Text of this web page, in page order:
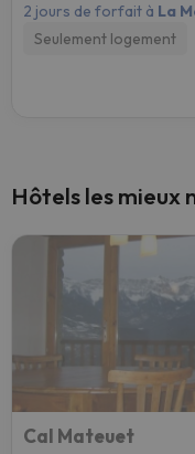
2 jours de forfait à La
Seulement logement
Hôtels les mieux
Cal Mateuet